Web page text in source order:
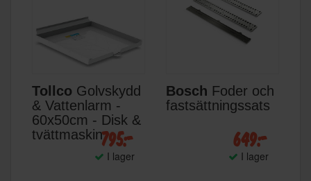
Tollco Golvskydd
& Vattenlarm -
60x50cm - Disk &
tvättmaskin795:-
I lager
Bosch Foder och
fastsättningssats
649:-
I lager